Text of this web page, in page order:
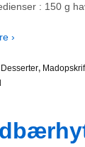
: 150 g
›
Desserter,